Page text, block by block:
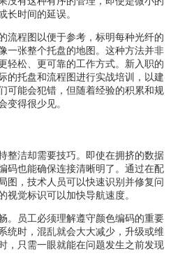
长时间的延误。
流程图以便于参考，标明每种光纤的
张整个托盘的地图。这种方法并非
轻松、更可靠的工作方式。新入职的
的托盘和流程图进行实战培训，以建
可能会犯错，但随着经验的积累和规
变得很少见。
整洁却需要技巧。即使在拥挤的数据
码也能确保连接清晰明了。通过在配
图，技术人员可以快速识别并修复问
觉标识可以加快导航速度。
。员工必须理解遵守颜色编码的重要
统时，混乱就会大大减少，升级或维
，只需一眼就能在问题发生之前发现